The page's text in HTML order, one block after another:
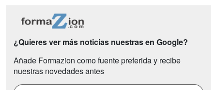
¿Quieres ver más noticias nuestras en Google?
Añade Formazion como fuente preferida y recibe
nuestras novedades antes